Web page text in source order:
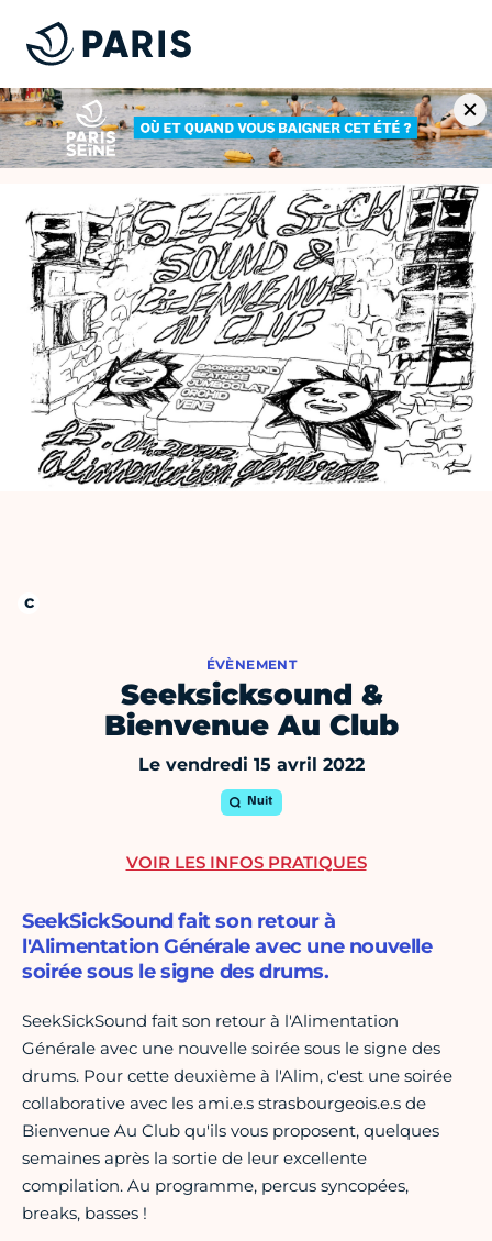
ÉVÈNEMENT
Seeksicksound &
Bienvenue Au Club
Le vendredi 15 avril 2022
Nuit
SeekSickSound fait son retour à
l'Alimentation Générale avec une nouvelle
soirée sous le signe des drums.
SeekSickSound fait son retour à l'Alimentation
Générale avec une nouvelle soirée sous le signe des
drums. Pour cette deuxième à l'Alim, c'est une soirée
collaborative avec les ami.e.s strasbourgeois.e.s de
Bienvenue Au Club qu'ils vous proposent, quelques
semaines après la sortie de leur excellente
compilation. Au programme, percus syncopées,
breaks, basses !
VOIR LES INFOS PRATIQUES